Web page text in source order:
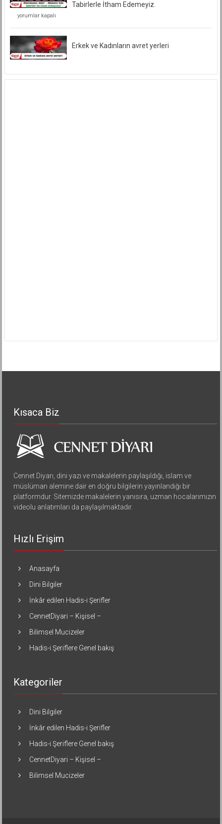
Tabirlerle İtham Edemeyiz.
Müslüman’ı;
Münafıklık
Ve
Benzeri
Tabirlerle
İtham
yorumlar kapalı
Erkek ve Kadınların avret yerleri
Kısaca Biz
Cennet Diyarı, dini yazı ve makalelerin paylaşıldığı, islam ve
müslüman alemine dair en doğru bilgilerin yayınlandığı bir
platformdur. Sitemizde makalelerin yanısıra, uzman hocalarımızın
videolu anlatımları da paylaşılmaktadır.
Hızlı Erişim
Anasayfa
Dini Bilgiler
İnkâr edilen Hadis-i Şerifler
CennetDiyari – Kişisel –
Bilimsel Mucizeler
Hadis-i Şeriflere Genel bakış
Kategoriler
Dini Bilgiler
İnkâr edilen Hadis-i Şerifler
Hadis-i Şeriflere Genel bakış
CennetDiyari – Kişisel –
Bilimsel Mucizeler